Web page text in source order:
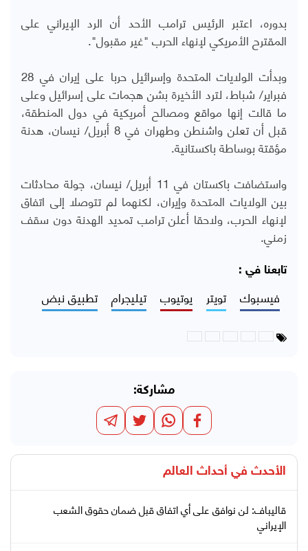
بدوره، اعتبر الرئيس ترامب الأحد أن الرد الإيراني على
المقترح الأمريكي لإنهاء الحرب "غير مقبول".
وبدأت الولايات المتحدة وإسرائيل حربا على إيران في 28
فبراير/ شباط، لترد الأخيرة بشن هجمات على إسرائيل وعلى
ما قالت إنها مواقع ومصالح أمريكية في دول المنطقة،
قبل أن تعلن واشنطن وطهران في 8 أبريل/ نيسان، هدنة
مؤقتة بوساطة باكستانية.
واستضافت باكستان في 11 أبريل/ نيسان، جولة محادثات
بين الولايات المتحدة وإيران، لكنهما لم تتوصلا إلى اتفاق
لإنهاء الحرب، ولاحقا أعلن ترامب تمديد الهدنة دون سقف
زمني.
تابعنا في :
فيسبوك تويتر يوتيوب تيليجرام تطبيق نبض
مشاركة:
الأحدث في أحداث العالم
قاليباف: لن نوافق على أي اتفاق قبل ضمان حقوق الشعب
الإيراني